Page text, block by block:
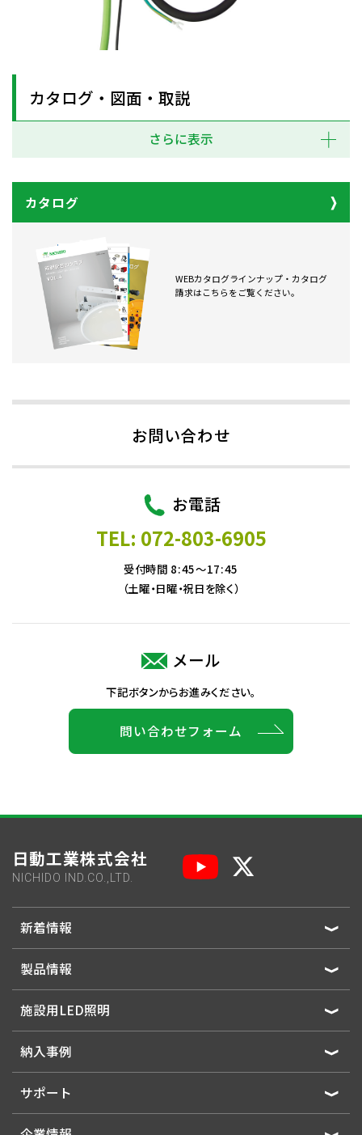
カタログ・図面・取説
さらに表示
カタログ
WEBカタログラインナップ・カタログ
請求はこちらをご覧ください。
お問い合わせ
お電話
TEL: 072-803-6905
受付時間 8:45～17:45
（土曜・日曜・祝日を除く）
メール
下記ボタンからお進みください。
問い合わせフォーム
日動工業株式会社
NICHIDO IND.CO.,LTD.
新着情報
製品情報
施設用LED照明
納入事例
サポート